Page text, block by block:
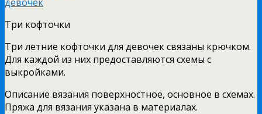
Три кофточки
Три летние кофточки для девочек связаны крючком.
Для каждой из них предоставляются схемы с
выкройками.
Описание вязания поверхностное, основное в схемах.
Пряжа для вязания указана в материалах.